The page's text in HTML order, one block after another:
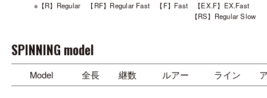
※【R】Regular 【RF】Regular Fast 【F】Fast 【EX.F】EX.Fast
【RS】Regular Slow
SPINNING model
Model 全長 継数 ルアー ライン